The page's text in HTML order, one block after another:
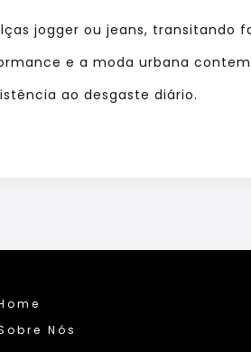
jogger ou jeans, transitando
e a moda urbana
ao desgaste diário.
Nós